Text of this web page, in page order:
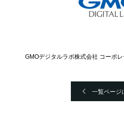
GMOデジタルラボ株式会社 コーポ
一覧ページ